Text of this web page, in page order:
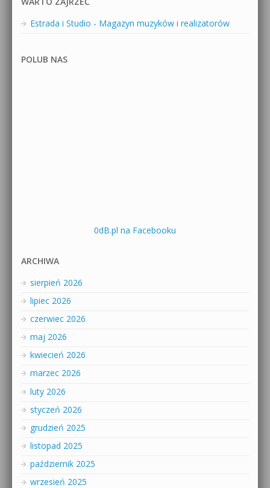
Estrada i Studio - Magazyn muzyków i realizatorów
POLUB NAS
0dB.pl na Facebooku
ARCHIWA
sierpień 2026
lipiec 2026
czerwiec 2026
maj 2026
kwiecień 2026
marzec 2026
luty 2026
styczeń 2026
grudzień 2025
listopad 2025
październik 2025
wrzesień 2025